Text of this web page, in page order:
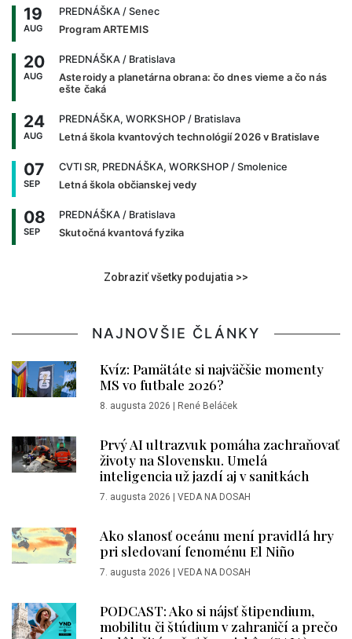
19
AUG
PREDNÁŠKA / Senec
Program ARTEMIS
20
AUG
PREDNÁŠKA / Bratislava
Asteroidy a planetárna obrana: čo dnes vieme a čo nás
ešte čaká
24
AUG
PREDNÁŠKA, WORKSHOP / Bratislava
Letná škola kvantových technológií 2026 v Bratislave
07
SEP
CVTI SR, PREDNÁŠKA, WORKSHOP / Smolenice
Letná škola občianskej vedy
08
SEP
PREDNÁŠKA / Bratislava
Skutočná kvantová fyzika
Zobraziť všetky podujatia >>
NAJNOVŠIE ČLÁNKY
Kvíz: Pamätáte si najväčšie momenty
MS vo futbale 2026?
8. augusta 2026 | René Beláček
Prvý AI ultrazvuk pomáha zachraňovať
životy na Slovensku. Umelá
inteligencia už jazdí aj v sanitkách
7. augusta 2026 | VEDA NA DOSAH
Ako slanosť oceánu mení pravidlá hry
pri sledovaní fenoménu El Niño
7. augusta 2026 | VEDA NA DOSAH
PODCAST: Ako si nájsť štipendium,
mobilitu či štúdium v zahraničí a prečo